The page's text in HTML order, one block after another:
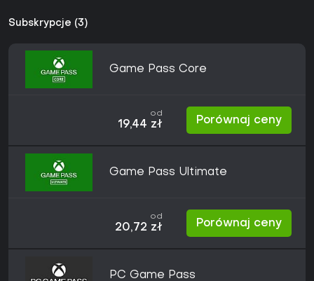
Subskrypcje (3)
Game Pass Core
od
19,44 zł Porównaj ceny
Game Pass Ultimate
od
20,72 zł Porównaj ceny
PC Game Pass